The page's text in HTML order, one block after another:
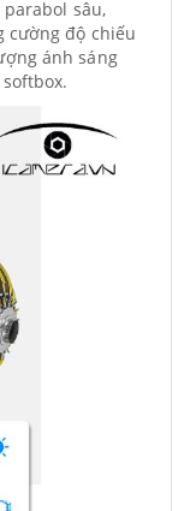
sâu,
cường độ chiếu
ánh sáng